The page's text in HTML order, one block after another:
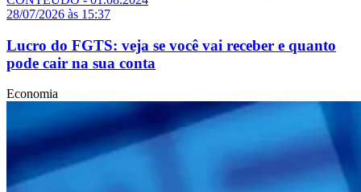
28/07/2026 às 15:37
Lucro do FGTS: veja se você vai receber e quanto
pode cair na sua conta
Economia